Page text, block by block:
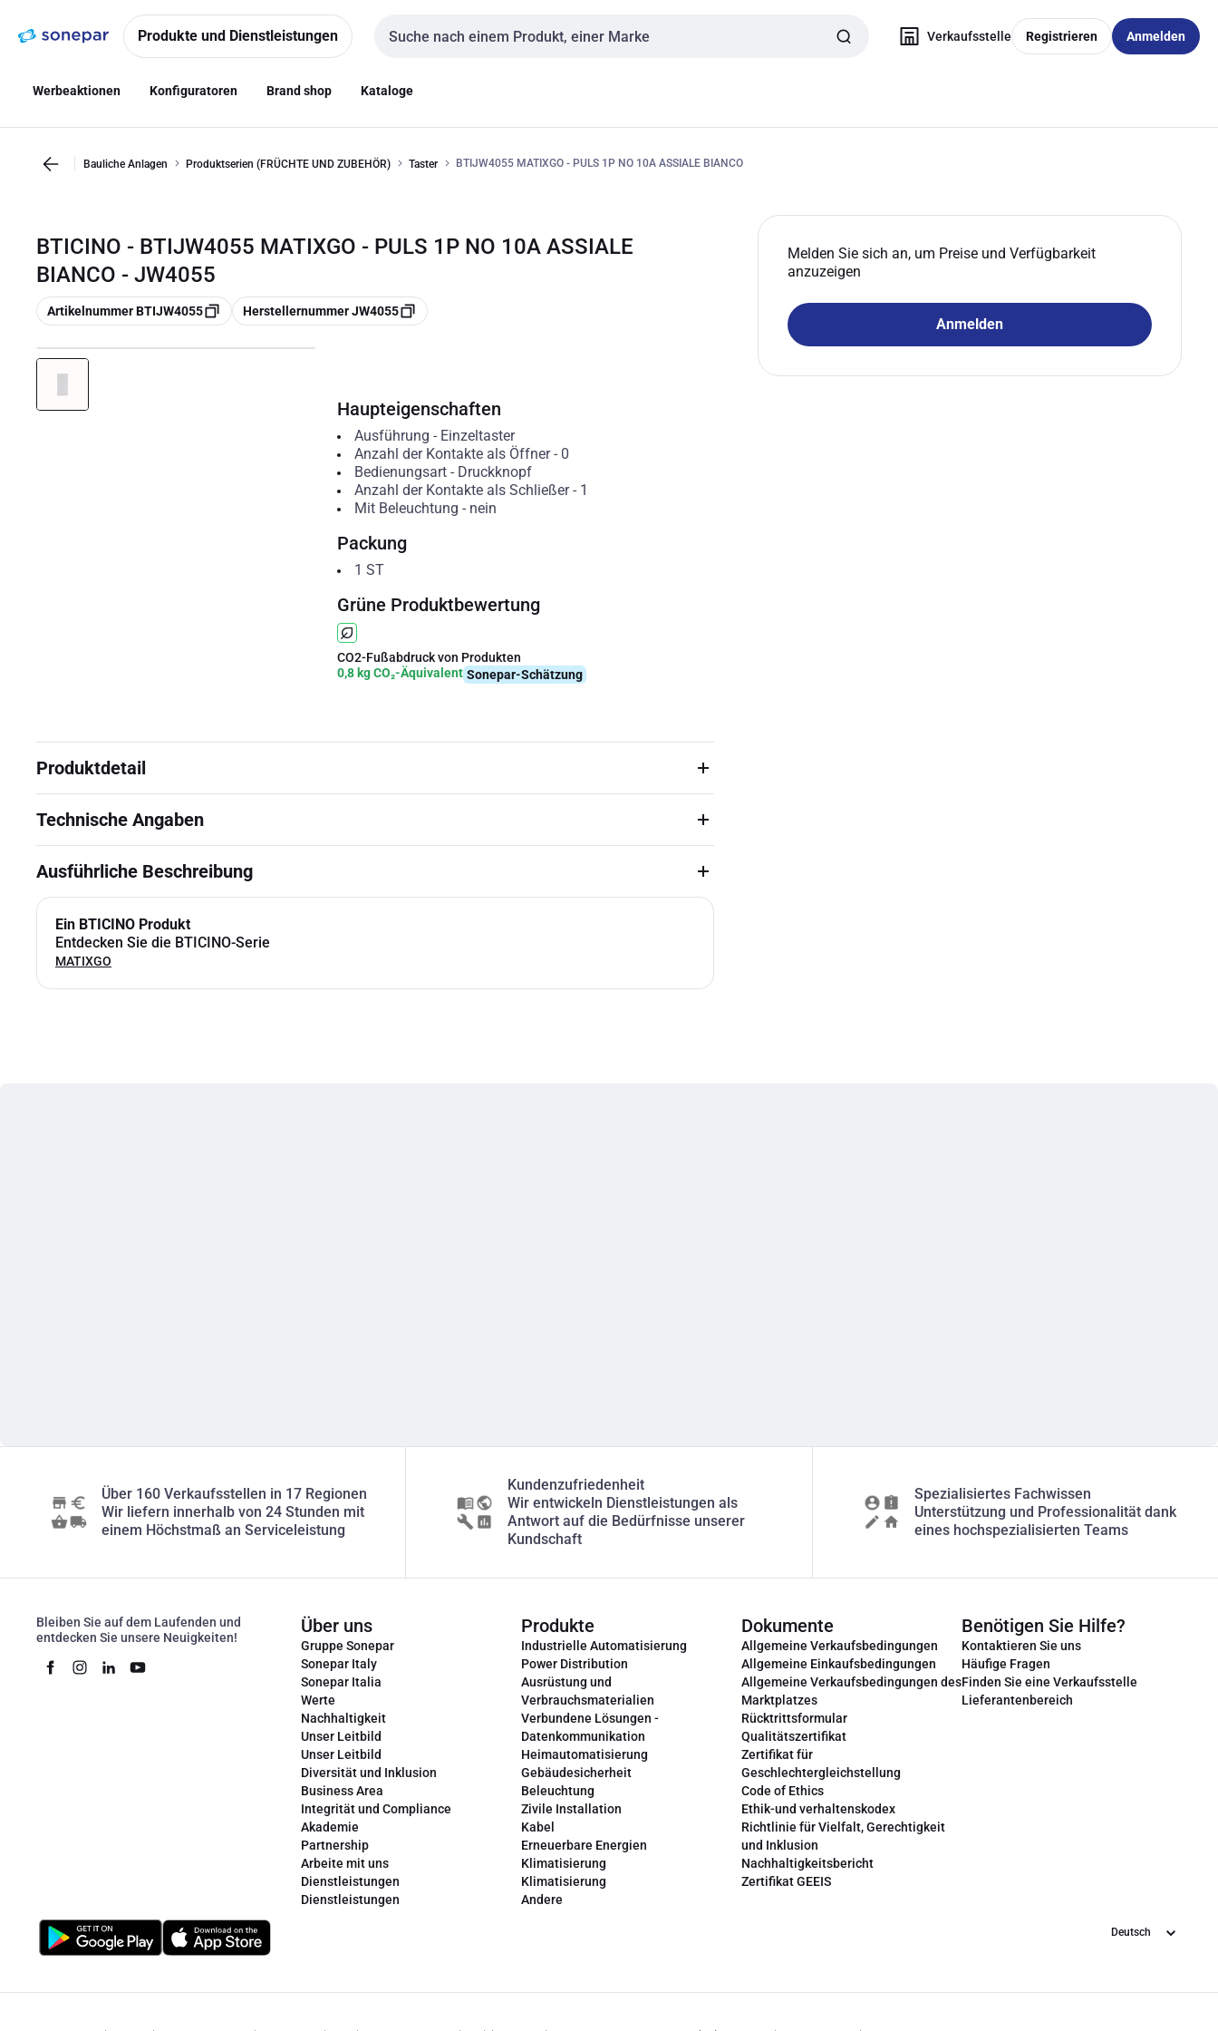
NavigationInhalt
Produkte und Dienstleistungen
Sucheingabe
Verkaufsstelle Registrieren Anmelden
Werbeaktionen Konfiguratoren Brand shop Kataloge
Bauliche Anlagen Produktserien (FRÜCHTE UND ZUBEHÖR) Taster BTIJW4055 MATIXGO - PULS 1P NO 10A ASSIALE BIANCO
BTICINO - BTIJW4055 MATIXGO - PULS 1P NO 10A ASSIALE
BIANCO - JW4055
Kopieren
Artikelnummer BTIJW4055 Kopieren
Herstellernummer JW4055
Melden Sie sich an, um Preise und Verfügbarkeit
anzuzeigen
Anmelden
Haupteigenschaften
Ausführung - Einzeltaster
Anzahl der Kontakte als Öffner- 0
Bedienungsart- Druckknopf
Anzahl der Kontakte als Schließer- 1
Mit Beleuchtung - nein
Packung
1 ST
Grüne Produktbewertung
CO2-Fußabdruck von Produkten
0,8 kg CO₂-Äquivalent Sonepar-Schätzung
Produktdetail
Technische Angaben
Ausführliche Beschreibung
Ein BTICINO Produkt
Entdecken Sie die BTICINO-Serie
MATIXGO
Über 160 Verkaufsstellen in 17 Regionen
Wir liefern innerhalb von 24 Stunden mit
einem Höchstmaß an Serviceleistung
Kundenzufriedenheit
Wir entwickeln Dienstleistungen als
Antwort auf die Bedürfnisse unserer
Kundschaft
Spezialisiertes Fachwissen
Unterstützung und Professionalität dank
eines hochspezialisierten Teams
Bleiben Sie auf dem Laufenden und
entdecken Sie unsere Neuigkeiten!
Über uns
Gruppe Sonepar
Sonepar Italy
Sonepar Italia
Werte
Nachhaltigkeit
Unser Leitbild
Unser Leitbild
Diversität und Inklusion
Business Area
Integrität und Compliance
Akademie
Partnership
Arbeite mit uns
Dienstleistungen
Dienstleistungen
Produkte
Industrielle Automatisierung
Power Distribution
Ausrüstung und
Verbrauchsmaterialien
Verbundene Lösungen -
Datenkommunikation
Heimautomatisierung
Gebäudesicherheit
Beleuchtung
Zivile Installation
Kabel
Erneuerbare Energien
Klimatisierung
Klimatisierung
Andere
Dokumente
Allgemeine Verkaufsbedingungen
Allgemeine Einkaufsbedingungen
Allgemeine Verkaufsbedingungen des
Marktplatzes
Rücktrittsformular
Qualitätszertifikat
Zertifikat für
Geschlechtergleichstellung
Code of Ethics
Ethik-und verhaltenskodex
Richtlinie für Vielfalt, Gerechtigkeit
und Inklusion
Nachhaltigkeitsbericht
Zertifikat GEEIS
Benötigen Sie Hilfe?
Kontaktieren Sie uns
Häufige Fragen
Finden Sie eine Verkaufsstelle
Lieferantenbereich
Sprache